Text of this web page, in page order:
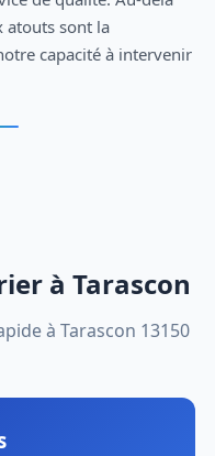
atouts sont la
capacité à intervenir
à Tarascon
à Tarascon 13150